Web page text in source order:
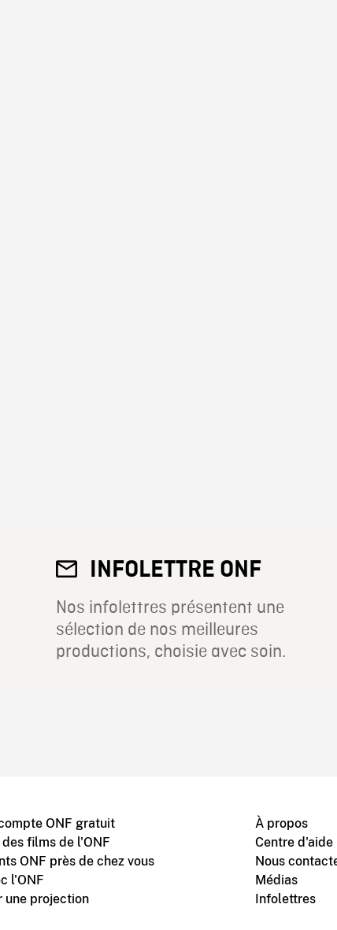
INFOLETTRE ONF
Nos infolettres présentent une
sélection de nos meilleures
productions, choisie avec soin.
ONF gratuit
films de l'ONF
ONF près de chez vous
l'ONF
une projection
À propos
Centre d'aide
Nous
Médias
Infolettres